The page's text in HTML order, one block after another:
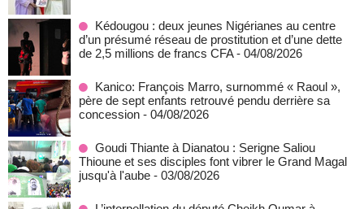
Kédougou : deux jeunes Nigérianes au centre
d’un présumé réseau de prostitution et d’une dette
de 2,5 millions de francs CFA - 04/08/2026
Kanico: François Marro, surnommé « Raoul »,
père de sept enfants retrouvé pendu derrière sa
concession - 04/08/2026
Goudi Thiante à Dianatou : Serigne Saliou
Thioune et ses disciples font vibrer le Grand Magal
jusqu'à l'aube - 03/08/2026